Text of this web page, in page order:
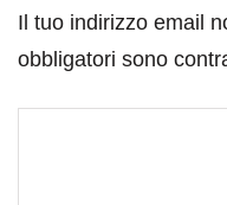
Il tuo indirizzo email
obbligatori sono